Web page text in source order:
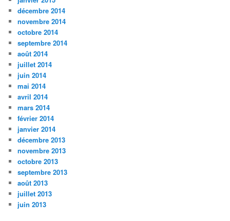
décembre 2014
novembre 2014
octobre 2014
septembre 2014
août 2014
juillet 2014
juin 2014
mai 2014
avril 2014
mars 2014
février 2014
janvier 2014
décembre 2013
novembre 2013
octobre 2013
septembre 2013
août 2013
juillet 2013
juin 2013